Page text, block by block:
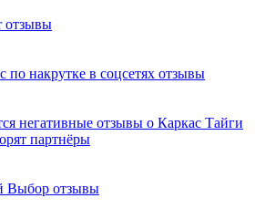
отзывы
по накрутке в соцсетях отзывы
негативные отзывы о Каркас Тайги
партнёры
Выбор отзывы